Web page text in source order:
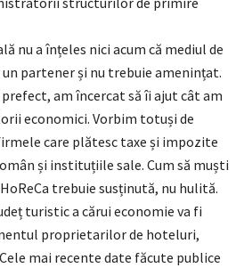
nu a înțeles nici acum că mediul de
partener și nu trebuie amenințat.
am încercat să îi ajut cât am
economici. Vorbim totuși de
care plătesc taxe și impozite
și instituțiile sale. Cum să muști
trebuie susținută, nu hulită.
turistic a cărui economie va fi
proprietarilor de hoteluri,
mai recente date făcute publice